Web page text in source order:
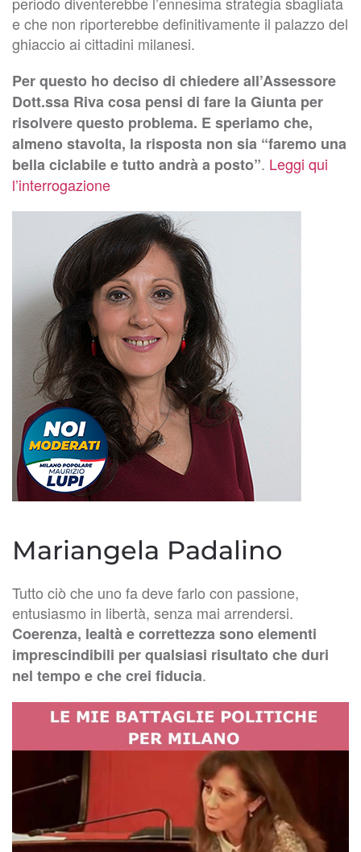
e che non riporterebbe definitivamente il palazzo del
ghiaccio ai cittadini milanesi.
Per questo ho deciso di chiedere all’Assessore
Dott.ssa Riva cosa pensi di fare la Giunta per
risolvere questo problema. E speriamo che,
almeno stavolta, la risposta non sia “faremo una
bella ciclabile e tutto andrà a posto”. Leggi qui
l’interrogazione
Mariangela Padalino
Tutto ciò che uno fa deve farlo con passione,
entusiasmo in libertà, senza mai arrendersi.
Coerenza, lealtà e correttezza sono elementi
imprescindibili per qualsiasi risultato che duri
nel tempo e che crei fiducia.